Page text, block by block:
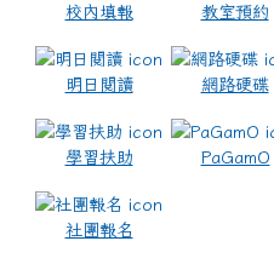
校內填報 教室預約
明日閱讀 網路硬碟
學習扶助 PaGamO
社團報名